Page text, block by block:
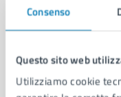
Consenso
Questo sito web
Utilizziamo cookie
Comune di
AMMINISTRAZIONE
Aree amministrative
Organi di governo